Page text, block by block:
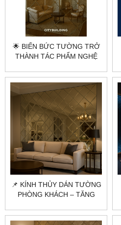
🌟 BIẾN BỨC TƯỜNG TRỞ
THÀNH TÁC PHẨM NGHỆ
📌 KÍNH THỦY DÁN TƯỜNG
PHÒNG KHÁCH – TĂNG
KHÔNG GIAN